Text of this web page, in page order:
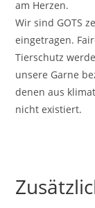
am Herzen.
Wir sind GOTS
eingetragen.
Tierschutz
unsere Garne
denen aus
nicht existiert.